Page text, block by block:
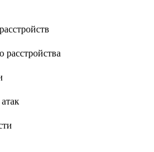
расстройства